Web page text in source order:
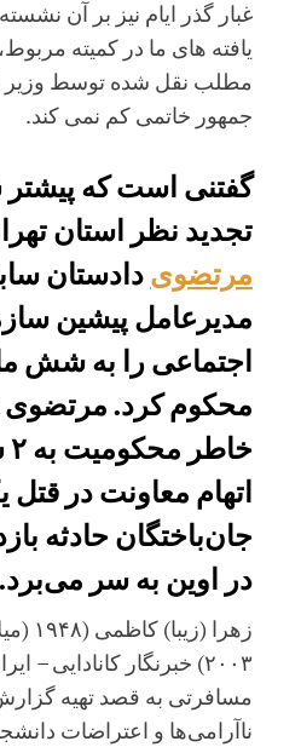
غبار گذر ایام نیز بر آن
یافته های ما در کمیته
مطلب نقل شده توسط وزیر
جمهور خاتمی کم نمی کند.
تجدید نظر استان
مرتضوی دادستان
مدیرعامل پیشین
اجتماعی را به شش
محکوم کرد. مرتضوی
اتهام معاونت در قتل
جان‌باختگان حادثه
در اوین به سر می‌برد.
۲۰۰۳) خبرنگار کانادایی –
مسافرتی به قصد تهیه
ناآرامی‌ها و اعتراضات